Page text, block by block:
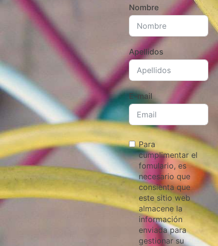
Nombre
Apellidos
E-mail
Para
cumplimentar el
fomulario, es
necesario que
consienta que
este sitio web
almacene la
información
enviada para
gestionar su